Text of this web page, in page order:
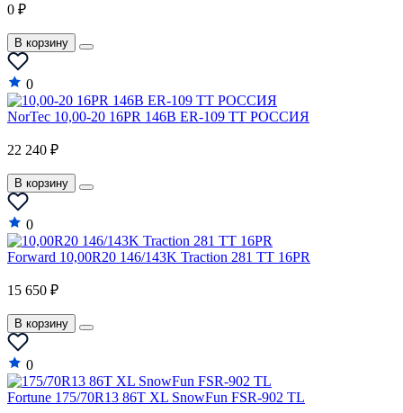
0 ₽
В корзину
0
NorTec 10,00-20 16PR 146B ER-109 TT РОССИЯ
22 240 ₽
В корзину
0
Forward 10,00R20 146/143K Traction 281 TT 16PR
15 650 ₽
В корзину
0
Fortune 175/70R13 86T XL SnowFun FSR-902 TL